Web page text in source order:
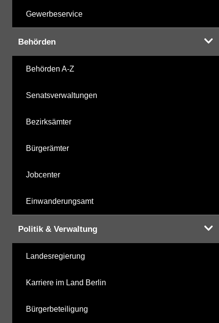
Gewerbeservice
Behörden
Behörden A-Z
Senatsverwaltungen
Bezirksämter
Bürgerämter
Jobcenter
Einwanderungsamt
Politik & Verwaltung
Landesregierung
Karriere im Land Berlin
Bürgerbeteiligung